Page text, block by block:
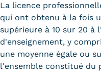
Statistiques
La licence
qui ont obtenu à la fois
supérieure à 10 sur 20 à
d'enseignement, y
une moyenne égale ou
l'ensemble constitué du